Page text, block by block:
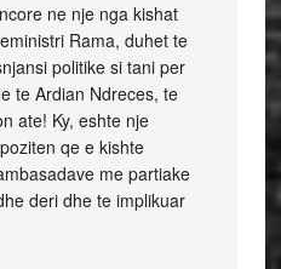
ne nje nga kishat
Rama, duhet te
politike si tani per
te Ardian Ndreces, te
ate! Ky, eshte nje
qe e kishte
me partiake
deri dhe te implikuar